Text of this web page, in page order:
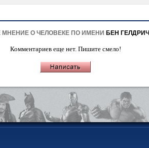
МНЕНИЕ О ЧЕЛОВЕКЕ ПО ИМЕНИ БЕН ГЕЛДРИЧ
Комментариев еще нет. Пишите смело!